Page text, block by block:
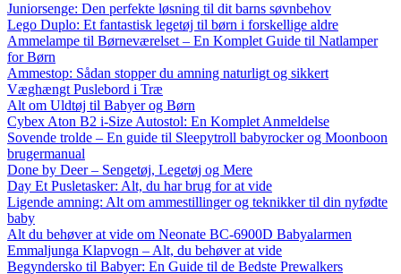
Juniorsenge: Den perfekte løsning til dit barns søvnbehov
Lego Duplo: Et fantastisk legetøj til børn i forskellige aldre
Ammelampe til Børneværelset – En Komplet Guide til Natlamper
for Børn
Ammestop: Sådan stopper du amning naturligt og sikkert
Væghængt Puslebord i Træ
Alt om Uldtøj til Babyer og Børn
Cybex Aton B2 i-Size Autostol: En Komplet Anmeldelse
Sovende trolde – En guide til Sleepytroll babyrocker og Moonboon
brugermanual
Done by Deer – Sengetøj, Legetøj og Mere
Day Et Pusletasker: Alt, du har brug for at vide
Ligende amning: Alt om ammestillinger og teknikker til din nyfødte
baby
Alt du behøver at vide om Neonate BC-6900D Babyalarmen
Emmaljunga Klapvogn – Alt, du behøver at vide
Begyndersko til Babyer: En Guide til de Bedste Prewalkers